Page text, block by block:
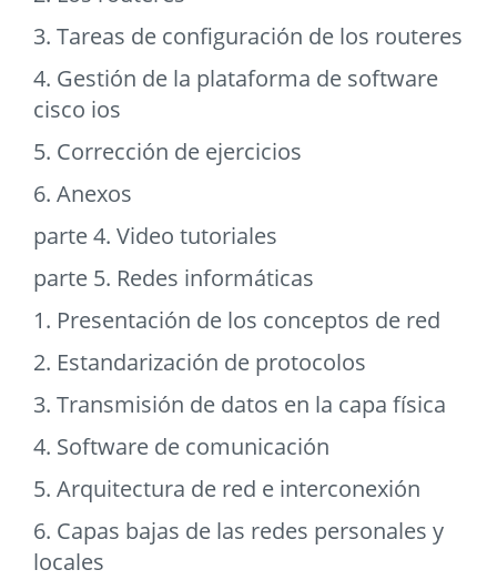
3. Tareas de configuración de los routeres
4. Gestión de la plataforma de software
cisco ios
5. Corrección de ejercicios
6. Anexos
parte 4. Video tutoriales
parte 5. Redes informáticas
1. Presentación de los conceptos de red
2. Estandarización de protocolos
3. Transmisión de datos en la capa física
4. Software de comunicación
5. Arquitectura de red e interconexión
6. Capas bajas de las redes personales y
locales